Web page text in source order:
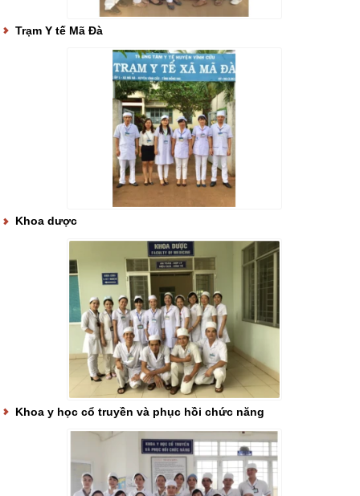
Trạm Y tế Mã Đà
Khoa dược
Khoa y học cổ truyền và phục hồi chức năng